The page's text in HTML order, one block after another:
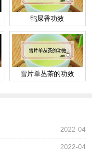
鸭屎香功效
雪片单丛茶的功效
2022-04
2022-04